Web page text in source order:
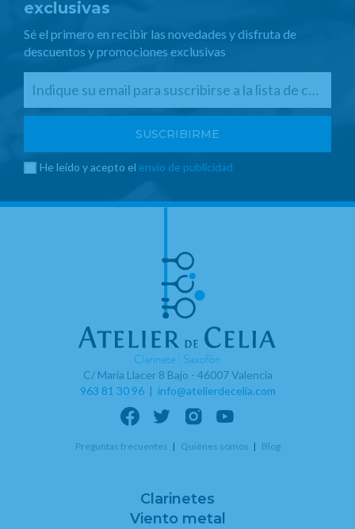
exclusivas
Sé el primero en recibir las novedades y disfruta de
descuentos y promociones exclusivas
He leído y acepto el envío de publicidad
C/ Maria Llacer 8 Bajo - 46007 Valencia
963 81 30 96| info@atelierdecelia.com
Preguntas frecuentes Quiénes somos Blog
Clarinetes
Viento metal